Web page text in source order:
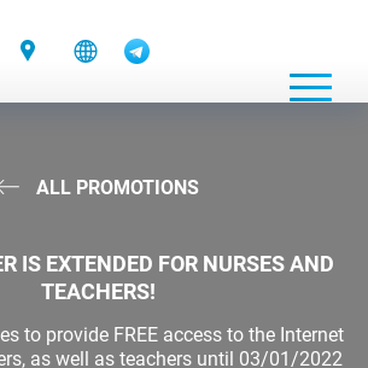
ALL PROMOTIONS
IS EXTENDED FOR NURSES AND
TEACHERS!
to provide FREE access to the Internet
as well as teachers until 03/01/2022